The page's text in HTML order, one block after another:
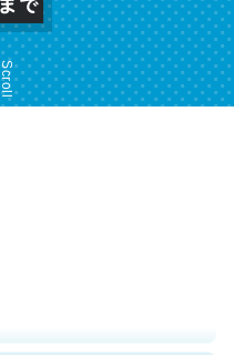
Scroll
なんだろうなと凄く思
もお勧め。自分はこの流
Covid hit. Shit.
ラーズ・ヌートバー